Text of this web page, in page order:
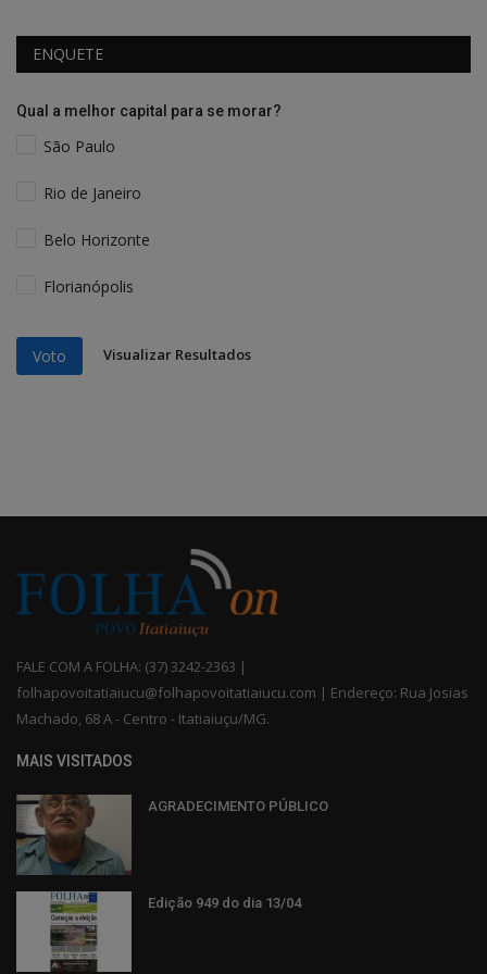
ENQUETE
Qual a melhor capital para se morar?
São Paulo
Rio de Janeiro
Belo Horizonte
Florianópolis
Voto Visualizar Resultados
FALE COM A FOLHA: (37) 3242-2363 |
folhapovoitatiaiucu@folhapovoitatiaiucu.com | Endereço: Rua Josias
Machado, 68 A - Centro - Itatiaiuçu/MG.
MAIS VISITADOS
AGRADECIMENTO PÚBLICO
Edição 949 do dia 13/04